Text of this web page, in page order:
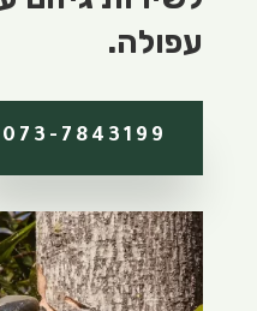
עפולה.
073-7843199